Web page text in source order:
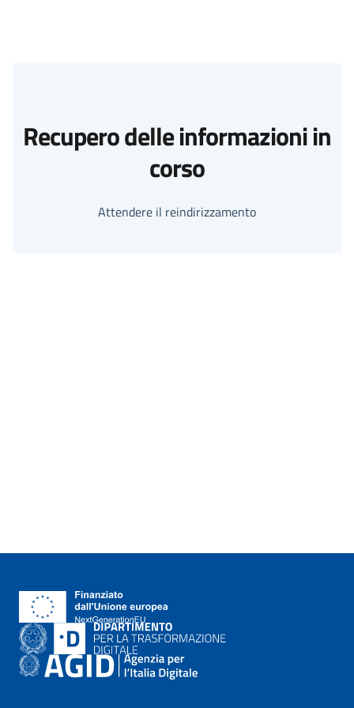
Recupero delle informazioni in
corso
Attendere il reindirizzamento